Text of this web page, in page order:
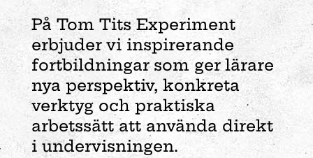
På Tom Tits Experiment
erbjuder vi inspirerande
fortbildningar som ger lärare
nya perspektiv, konkreta
verktyg och praktiska
arbetssätt att använda direkt
i undervisningen.